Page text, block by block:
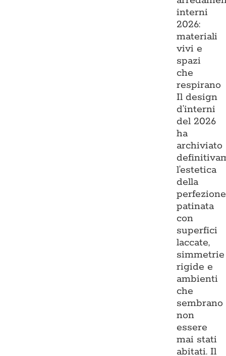
interni
2026:
materiali
vivi e
spazi
che
respirano
Il design
d’interni
del 2026
ha
archiviato
l’estetica
della
perfezione
patinata
con
superfici
laccate,
simmetrie
rigide e
ambienti
che
sembrano
non
essere
mai stati
abitati. Il